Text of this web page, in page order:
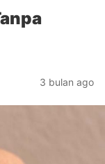
3 bulan ago